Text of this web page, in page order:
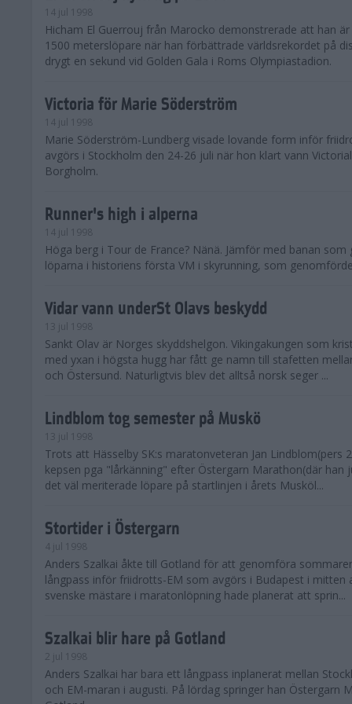
14 jul 1998
Hicham El Guerrouj från Marocko demonstrerade att han
1500 meterslöpare när han förbättrade världsrekordet på
drygt en sekund vid Golden Gala i Roms Olympiastadion.
Victoria för Marie Söderström
14 jul 1998
Marie Söderström-Lundberg visade lovande form inför
avgörs i Stockholm den 24-26 juli när hon klart vann
Borgholm.
Runner's high i alperna
14 jul 1998
Höga berg i Tour de France? Nänä. Jämför med banan som
löparna i historiens första VM i skyrunning, som
Vidar vann underSt Olavs beskydd
13 jul 1998
Sankt Olav är Norges skyddshelgon. Vikingakungen som
med yxan i högsta hugg har fått ge namn till stafetten
och Östersund. Naturligtvis blev det alltså norsk seger ...
Lindblom tog semester på Muskö
13 jul 1998
Trots att Hässelby SK:s maratonveteran Jan Lindblom(pers
kepsen pga "lårkänning" efter Östergarn Marathon(där han
det väl meriterade löpare på startlinjen i årets Musköl...
Stortider i Östergarn
4 jul 1998
Anders Szalkai åkte till Gotland för att genomföra
långpass inför friidrotts-EM som avgörs i Budapest i mitten
svenske mästare i maratonlöpning hade planerat att sprin...
Szalkai blir hare på Gotland
2 jul 1998
Anders Szalkai har bara ett långpass inplanerat mellan
och EM-maran i augusti. På lördag springer han Östergarn